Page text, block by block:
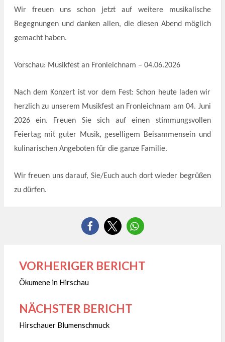
Wir freuen uns schon jetzt auf weitere musikalische
Begegnungen und danken allen, die diesen Abend möglich
gemacht haben.
Vorschau: Musikfest an Fronleichnam – 04.06.2026
Nach dem Konzert ist vor dem Fest: Schon heute laden wir
herzlich zu unserem Musikfest an Fronleichnam am 04. Juni
2026 ein. Freuen Sie sich auf einen stimmungsvollen
Feiertag mit guter Musik, geselligem
Beisammensein und
kulinarischen Angeboten für die ganze Familie.
Wir freuen uns darauf, Sie/Euch auch dort wieder begrüßen
zu dürfen.
Beitragsnavigation
VORHERIGER BERICHT
Ökumene in Hirschau
NÄCHSTER BERICHT
Hirschauer Blumenschmuck